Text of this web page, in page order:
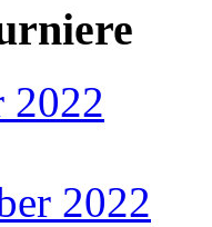
2022
2022